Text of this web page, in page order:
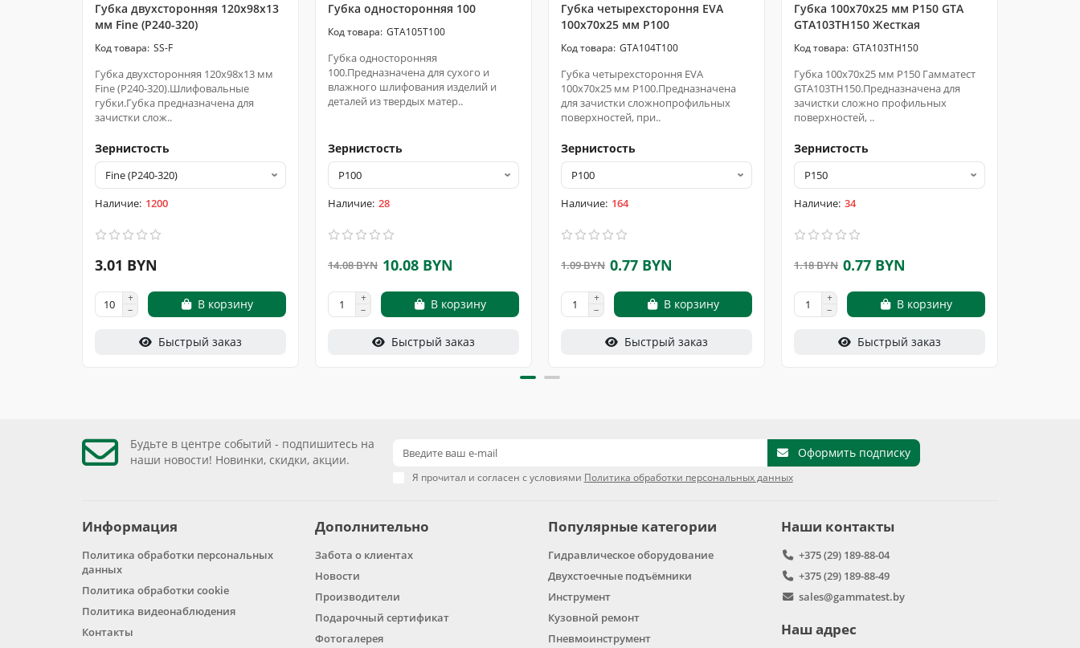
Губка двухсторонняя 120х98х13
мм Fine (P240-320)
SS-F
Губка двухсторонняя 120х98х13 мм
Fine (P240-320).Шлифовальные
губки.Губка предназначена для
зачистки слож..
Зернистость
1200
3.01 BYN
В корзину
Быстрый заказ
Губка односторонняя 100
GTA105T100
Губка односторонняя
100.Предназначена для сухого и
влажного шлифования изделий и
деталей из твердых матер..
Зернистость
28
14.08 BYN 10.08 BYN
В корзину
Быстрый заказ
Губка четырехстороння EVA
100х70х25 мм P100
GTA104T100
Губка четырехстороння EVA
100х70х25 мм P100.Предназначена
для зачистки сложнопрофильных
поверхностей, при..
Зернистость
164
1.09 BYN 0.77 BYN
В корзину
Быстрый заказ
Губка 100х70х25 мм P150 GTA
GTA103TH150 Жесткая
GTA103TH150
Губка 100х70х25 мм P150 Гамматест
GTA103TH150.Предназначена для
зачистки сложно профильных
поверхностей, ..
Зернистость
34
1.18 BYN 0.77 BYN
В корзину
Быстрый заказ
Будьте в центре событий - подпишитесь на
наши новости! Новинки, скидки, акции.
Оформить подписку
Я прочитал и согласен с условиями Политика обработки персональных данных
Информация
Политика обработки персональных
данных
Политика обработки cookie
Политика видеонаблюдения
Контакты
Дополнительно
Забота о клиентах
Новости
Производители
Подарочный сертификат
Фотогалерея
Популярные категории
Гидравлическое оборудование
Двухстоечные подъёмники
Инструмент
Кузовной ремонт
Пневмоинструмент
Наши контакты
+375 (29) 189-88-04
+375 (29) 189-88-49
sales@gammatest.by
Наш адрес